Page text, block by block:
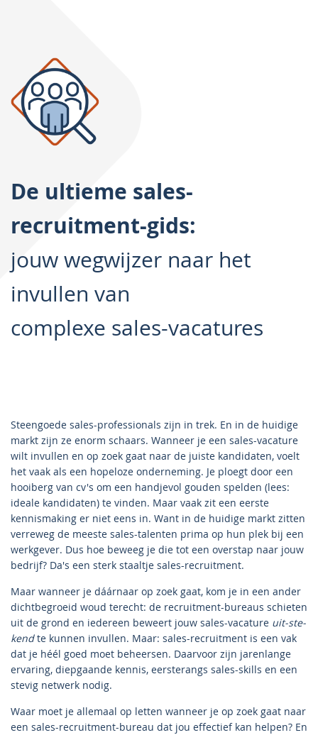
De ultieme sales-
recruitment-gids:
jouw wegwijzer naar het
invullen van
complexe sales-vacatures
Steengoede sales-professionals zijn in trek. En in de huidige
markt zijn ze enorm schaars. Wanneer je een sales-vacature
wilt invullen en op zoek gaat naar de juiste kandidaten, voelt
het vaak als een hopeloze onderneming. Je ploegt door een
hooiberg van cv's om een handjevol gouden spelden (lees:
ideale kandidaten) te vinden. Maar vaak zit een eerste
kennismaking er niet eens in. Want in de huidige markt zitten
verreweg de meeste sales-talenten prima op hun plek bij een
werkgever. Dus hoe beweeg je die tot een overstap naar jouw
bedrijf? Da's een sterk staaltje sales-recruitment.
Maar wanneer je dáárnaar op zoek gaat, kom je in een ander
dichtbegroeid woud terecht: de recruitment-bureaus schieten
uit de grond en iedereen beweert jouw sales-vacature uit-ste-
kendte kunnen invullen. Maar: sales-recruitment is een vak
dat je héél goed moet beheersen. Daarvoor zijn jarenlange
ervaring, diepgaande kennis, eersterangs sales-skills en een
stevig netwerk nodig.
Waar moet je allemaal op letten wanneer je op zoek gaat naar
een sales-recruitment-bureau dat jou effectief kan helpen? En